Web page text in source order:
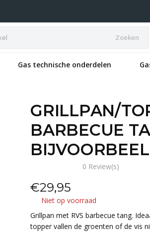
Zoeken
Gas technische onderdelen
GRILLPAN/
BARBECUE
0 Review(s)
€29,95
Niet op voorraad
Grillpan met RVS barbecue tang.
topper vallen de groenten of de vis